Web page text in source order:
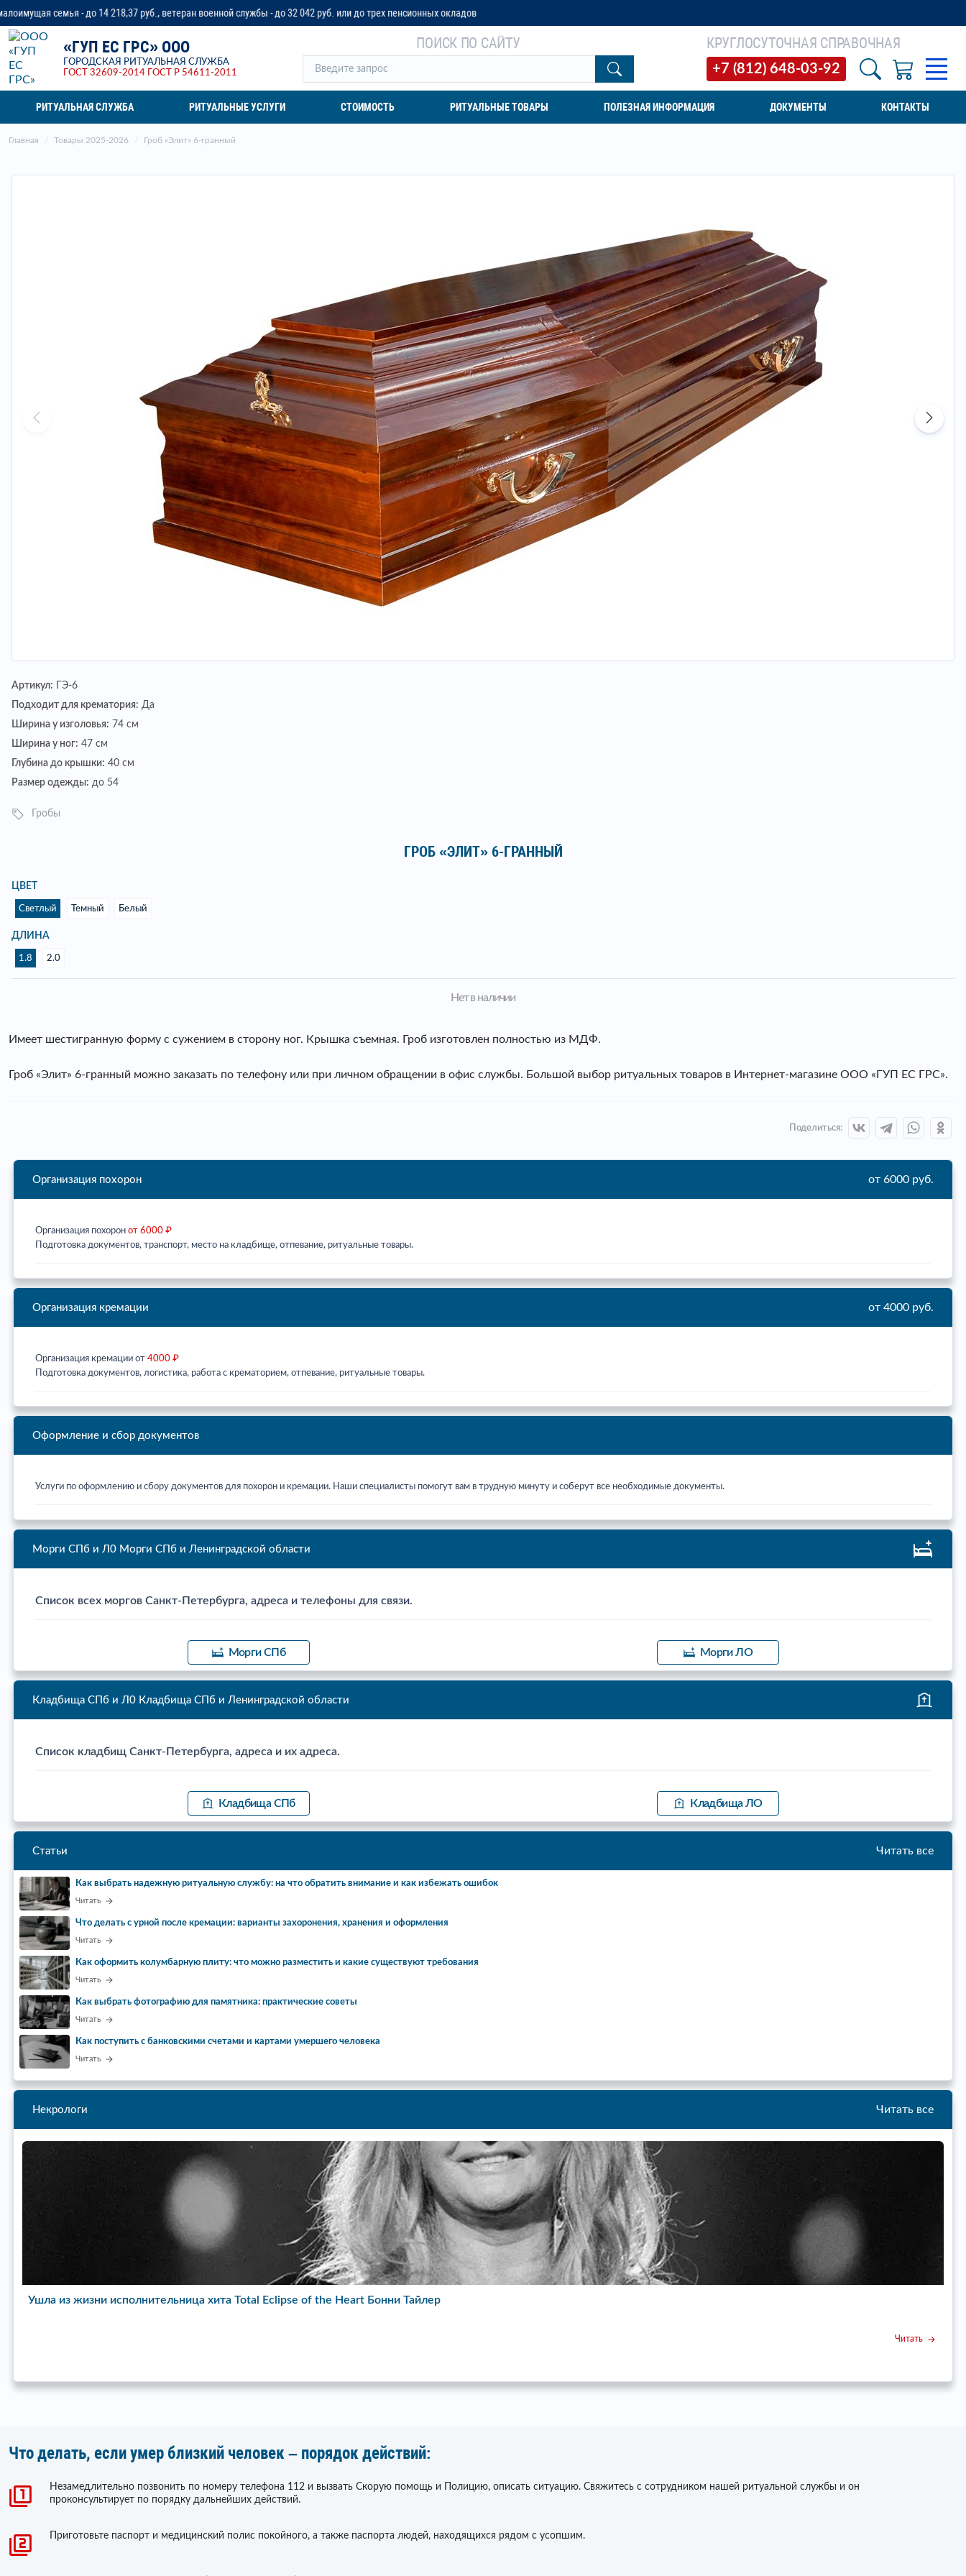
14 218,37 руб., ветеран военной службы - до 32 042 руб. или до трех пенсионных окладов
«ГУП ЕС ГРС» ООО
ГОРОДСКАЯ РИТУАЛЬНАЯ СЛУЖБА
ГОСТ 32609-2014
ГОСТ Р 54611-2011
ПОИСК ПО САЙТУ КРУГЛОСУТОЧНАЯ СПРАВОЧНАЯ
+7 (812) 648-03-92
РИТУАЛЬНАЯ СЛУЖБА РИТУАЛЬНЫЕ УСЛУГИ СТОИМОСТЬ РИТУАЛЬНЫЕ ТОВАРЫ ПОЛЕЗНАЯ ИНФОРМАЦИЯ ДОКУМЕНТЫ КОНТАКТЫ
Главная Товары 2025-2026 Гроб «Элит» 6-гранный
Артикул: ГЭ-6
Подходит для крематория: Да
Ширина у изголовья: 74 см
Ширина у ног: 47 см
Глубина до крышки: 40 см
Размер одежды: до 54
Гробы
ГРОБ «ЭЛИТ» 6-ГРАННЫЙ
ЦВЕТ
Светлый Темный Белый
ДЛИНА
1.8 2.0
Нет в наличии
Имеет шестигранную форму с сужением в сторону ног. Крышка съемная. Гроб изготовлен полностью из МДФ.
Гроб «Элит» 6-гранный можно заказать по телефону или при личном обращении в офис службы. Большой выбор ритуальных товаров в Интернет-магазине ООО «ГУП ЕС ГРС».
Поделиться:
Организация похорон от 6000 руб.
Организация похорон от 6000 ₽
Подготовка документов, транспорт, место на кладбище, отпевание, ритуальные товары.
Организация кремации от 4000 руб.
Организация кремации от 4000 ₽
Подготовка документов, логистика, работа с крематорием, отпевание, ритуальные товары.
Оформление и сбор документов
Услуги по оформлению и сбору документов для похорон и кремации. Наши специалисты помогут вам в трудную минуту и соберут все необходимые документы.
Морги СПб и Л0 Морги СПб и Ленинградской области
Список всех моргов Санкт-Петербурга, адреса и телефоны для связи.
Морги СПб Морги ЛО
Кладбища СПб и Л0 Кладбища СПб и Ленинградской области
Список кладбищ Санкт-Петербурга, адреса и их адреса.
Кладбища СПб Кладбища ЛО
Статьи Читать все
Как выбрать надежную ритуальную службу: на что обратить внимание и как избежать ошибок
Читать
Что делать с урной после кремации: варианты захоронения, хранения и оформления
Читать
Как оформить колумбарную плиту: что можно разместить и какие существуют требования
Читать
Как выбрать фотографию для памятника: практические советы
Читать
Как поступить с банковскими счетами и картами умершего человека
Читать
Некрологи Читать все
Ушла из жизни исполнительница хита Total Eclipse of the Heart Бонни Тайлер
Читать
Что делать, если умер близкий человек – порядок действий:
Незамедлительно позвонить по номеру телефона 112 и вызвать Скорую помощь и Полицию, описать ситуацию. Свяжитесь с сотрудником нашей ритуальной службы и он
проконсультирует по порядку дальнейших действий.
Приготовьте паспорт и медицинский полис покойного, а также паспорта людей, находящихся рядом с усопшим.